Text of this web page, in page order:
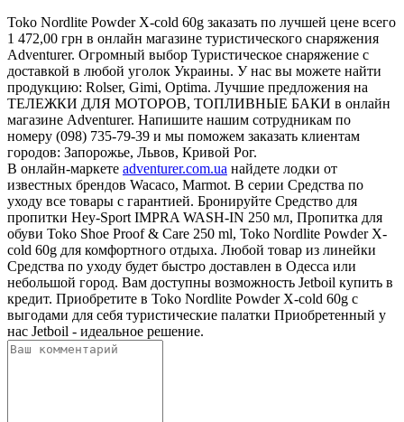
Toko Nordlite Powder X-cold 60g заказать по лучшей цене всего
1 472,00 грн в онлайн магазине туристического снаряжения
Adventurer. Огромный выбор Туристическое снаряжение с
доставкой в любой уголок Украины. У нас вы можете найти
продукцию: Rolser, Gimi, Optima. Лучшие предложения на
ТЕЛЕЖКИ ДЛЯ МОТОРОВ, ТОПЛИВНЫЕ БАКИ в онлайн
магазине Adventurer. Напишите нашим сотрудникам по
номеру (098) 735-79-39 и мы поможем заказать клиентам
городов: Запорожье, Львов, Кривой Рог.
В онлайн-маркете adventurer.com.ua найдете лодки от
известных брендов Wacaco, Marmot. В серии Средства по
уходу все товары с гарантией. Бронируйте Средство для
пропитки Hey-Sport IMPRA WASH-IN 250 мл, Пропитка для
обуви Toko Shoe Proof & Care 250 ml, Toko Nordlite Powder X-
cold 60g для комфортного отдыха. Любой товар из линейки
Средства по уходу будет быстро доставлен в Одесса или
небольшой город. Вам доступны возможность Jetboil купить в
кредит. Приобретите в Toko Nordlite Powder X-cold 60g с
выгодами для себя туристические палатки Приобретенный у
нас Jetboil - идеальное решение.